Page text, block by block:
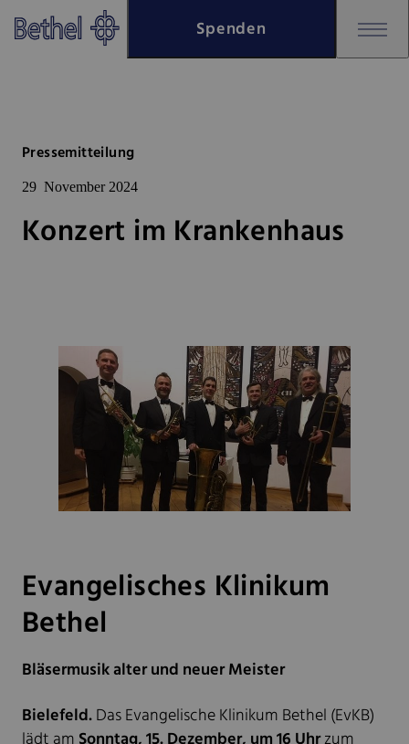
Zum Hauptinhalt springen
Zur Fußzeile springen
Spenden
Pressemitteilung
29 November 2024
Konzert im Krankenhaus
Evangelisches Klinikum
Bethel
Bläsermusik alter und neuer Meister
Bielefeld.Das Evangelische Klinikum Bethel (EvKB)